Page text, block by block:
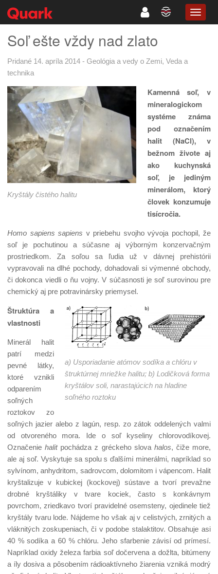
Soľ ešte vždy nad zlato
Pridané 14. apríla 2014 - Geológia a vedy o Zemi, Veda a
technika
Kryštály čistého halitu
Kamenná soľ, v
mineralogickom
systéme známa
pod označením
halit (NaCl), v
bežnom živote aj
ako kuchynská
soľ, je jediným
minerálom, ktorý
človek konzumuje
tisícročia.
Homo sapiens sapiens v priebehu svojho vývoja pochopil, že
soľ je pochutinou a súčasne aj výborným konzervačným
prostriedkom. Za soľou sa ľudia už v dávnej prehistórii
vypravovali na dlhé pochody, dohadovali si výmenné obchody,
či dokonca viedli o ňu vojny. V súčasnosti je soľ surovinou pre
chemický aj pre potravinársky priemysel.
a) Usporiadanie atómov sodíka a chlóru v
štruktúrnej mriežke halitu; b) Lodičková forma
kryštálov soli, narastajúcich na hladine
soľného roztoku
Štruktúra a
vlastnosti
Minerál halit
patrí medzi
pevné látky,
ktoré vznikli
odparením
soľných
roztokov zo
soľných jazier alebo z lagún, resp. zo zátok oddelených valmi
od otvoreného mora. Ide o soľ kyseliny chlorovodíkovej.
Označeniehalit pochádza z gréckeho slova halos, čiže more,
ale aj soľ. Vyskytuje sa spolu s ďalšími minerálmi, napríklad so
sylvínom, anhydritom, sadrovcom, dolomitom i vápencom. Halit
kryštalizuje v kubickej (kockovej) sústave a tvorí prevažne
drobné kryštáliky v tvare kociek, často s konkávnym
povrchom, zriedkavo tvorí pravidelné osemsteny, ojedinele tiež
kryštály tvaru lode. Nájdeme ho však aj v celistvých, zrnitých a
vláknitých zoskupeniach, či v podobe stalaktitov. Obsahuje asi
40 % sodíka a 60 % chlóru. Jeho sfarbenie závisí od prímesí.
Napríklad oxidy železa farbia soľ dočervena a dožlta, bitúmeny
a íly dosiva a pôsobením rádioaktívneho žiarenia vzniká modrý